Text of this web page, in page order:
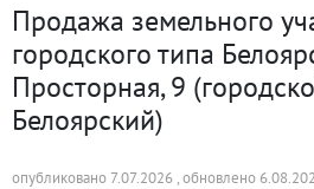
Продажа земельного
городского типа
Просторная, 9
Белоярский)
опубликовано 7.07.2026 , обновлено